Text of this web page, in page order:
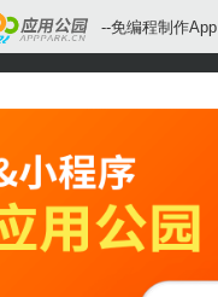
--免编程制作App